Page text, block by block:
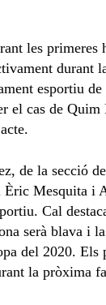
les
durant
esportiu
el cas de Quim
de la secció
Mesquita i
Cal
serà blava i
del 2020.
la pròxima